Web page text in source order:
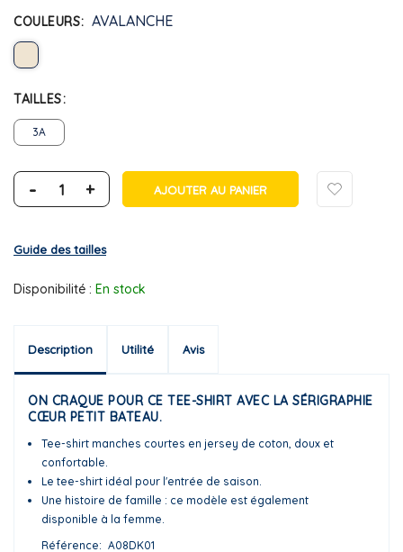
COULEURS AVALANCHE
TAILLES
3A
- + AJOUTER AU PANIER
Guide des tailles
Disponibilité : En stock
Description Utilité Avis
ON CRAQUE POUR CE TEE-SHIRT AVEC LA SÉRIGRAPHIE
CŒUR PETIT BATEAU.
Tee-shirt manches courtes en jersey de coton, doux et
confortable.
Le tee-shirt idéal pour l'entrée de saison.
Une histoire de famille : ce modèle est également
disponible à la femme.
Référence
A08DK01